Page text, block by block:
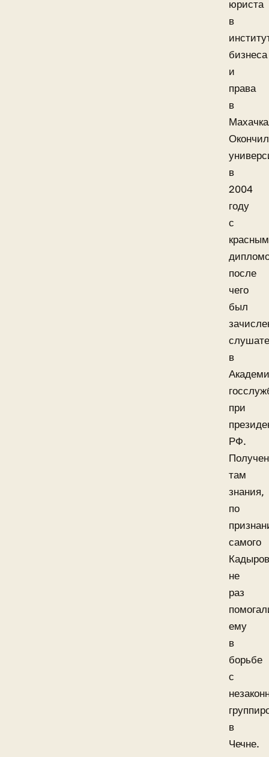
юриста
в
бизнеса
и
права
в
Окончил
в
2004
году
с
красным
после
чего
был
в
при
РФ.
там
знания,
по
самого
не
раз
ему
в
борьбе
с
в
Чечне.